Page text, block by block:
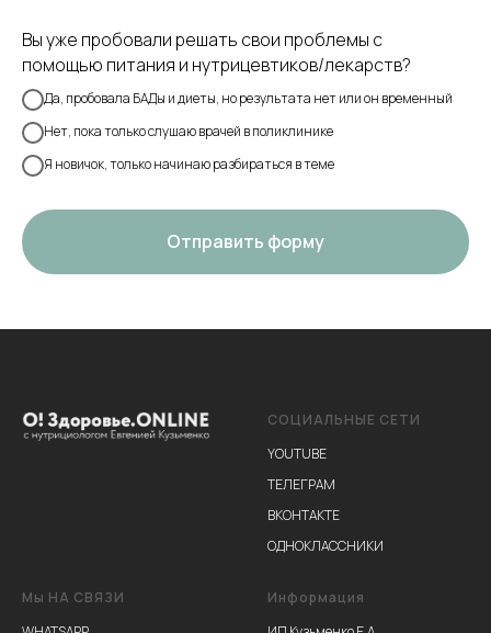
Вы уже пробовали решать свои проблемы с
помощью питания и нутрицевтиков/лекарств?
Да, пробовала БАДы и диеты, но результата нет или он временный
Нет, пока только слушаю врачей в поликлинике
Я новичок, только начинаю разбираться в теме
Отправить форму
СОЦИАЛЬНЫЕ СЕТИ
YOUTUBE
ТЕЛЕГРАМ
ВКОНТАКТЕ
ОДНОКЛАССНИКИ
Мы НА СВЯЗИ
Информация